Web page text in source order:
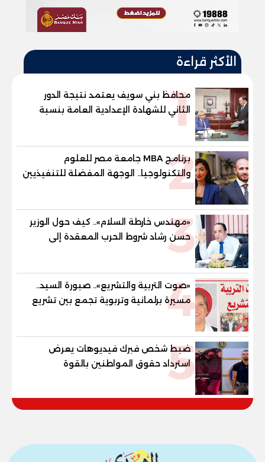
الأكثر قراءة
1
محافظ بني سويف يعتمد نتيجة الدور
الثاني للشهادة الإعدادية العامة بنسبة
والنور للمكفوفين
2
برنامج MBA جامعة مصر للعلوم
والتكنولوجيا.. الوجهة المفضلة للتنفيذيين
وقيادات المؤسسات لصناعة قادة
3
«مهندس خارطة السلام».. كيف حول الوزير
حسن رشاد شروط الحرب المعقدة إلى
"خارطة طريق" للانسحاب والإعمار؟
4
«صوت التربية والتشريع».. صبورة السيد..
مسيرة برلمانية وتربوية تجمع بين تشريع
القوانين وصناعة الأجيال لبناء الإنسان
5
ضبط شخص فبرك فيديوهات يعرض
استرداد حقوق المواطنين بالقوة